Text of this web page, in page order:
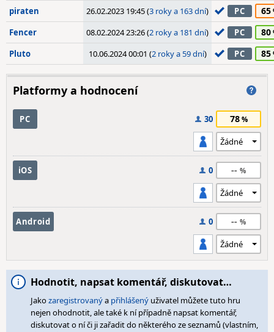
piraten 26.02.2023 19:45 (3 roky a 163 dní) PC 65
Fencer 08.02.2024 23:26 (2 roky a 181 dní) PC 80
Pluto 10.06.2024 00:01 (2 roky a 59 dní) PC 85
Platformy a hodnocení
PC 30 78
iOS 0 --
Android 0 --
Hodnotit, napsat komentář, diskutovat…
Jakozaregistrovanýa přihlášený uživatel můžete tuto hru
nejen ohodnotit, ale také k ní případně napsat komentář,
diskutovat o ní či ji zařadit do některého ze seznamů (vlastním,